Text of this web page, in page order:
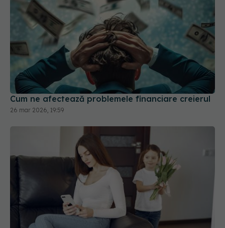
Cum ne afectează problemele financiare creierul
26 mar 2026, 19:59